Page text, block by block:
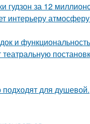
гудзон за 12
интерьеру
и
для душевой.